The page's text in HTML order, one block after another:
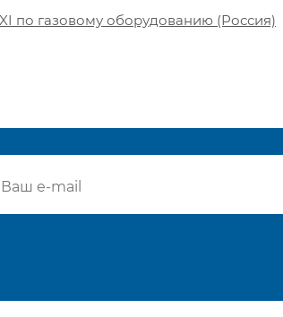
по газовому оборудованию (Россия)